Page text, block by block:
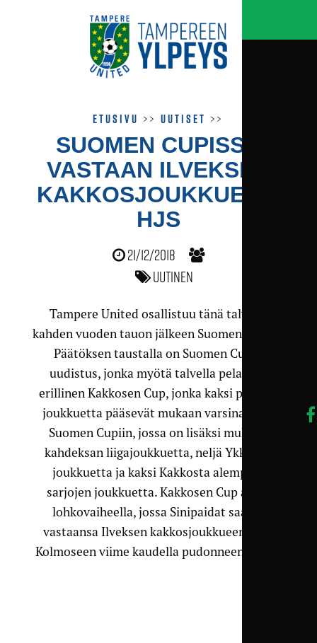
Etusivu >>Uutiset >>
SUOMEN CUPISSA
VASTAAN ILVEKSEN
KAKKOS­JOUKKUE JA
HJS
21/12/2018
Uutinen
Tampere United osallistuu tänä talvena
kahden vuoden tauon jälkeen Suomen Cupiin.
Päätöksen taustalla on Suomen Cupin
uudistus, jonka myötä talvella pelataan
erillinen Kakkosen Cup, jonka kaksi parasta
joukkuetta pääsevät mukaan varsinaiseen
Suomen Cupiin, jossa on lisäksi mukana
kahdeksan liigajoukkuetta, neljä Ykkösen
joukkuetta ja kaksi Kakkosta alempien
sarjojen joukkuetta. Kakkosen Cup alkaa
lohkovaiheella, jossa Sinipaidat saavat
vastaansa Ilveksen kakkosjoukkueen sekä
Kolmoseen viime kaudella pudonneen HJS:n.